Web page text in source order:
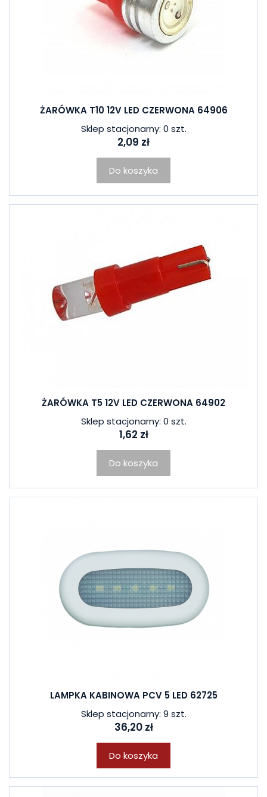
ŻARÓWKA T10 12V LED CZERWONA 64906
Sklep stacjonarny: 0 szt.
2,09 zł
Do koszyka
ŻARÓWKA T5 12V LED CZERWONA 64902
Sklep stacjonarny: 0 szt.
1,62 zł
Do koszyka
LAMPKA KABINOWA PCV 5 LED 62725
Sklep stacjonarny: 9 szt.
36,20 zł
Do koszyka